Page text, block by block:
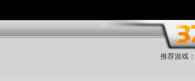
推荐游戏：